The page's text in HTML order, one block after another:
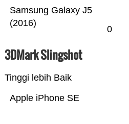
Samsung Galaxy J5
(2016)
0
3DMark Slingshot
Tinggi lebih Baik
Apple iPhone SE